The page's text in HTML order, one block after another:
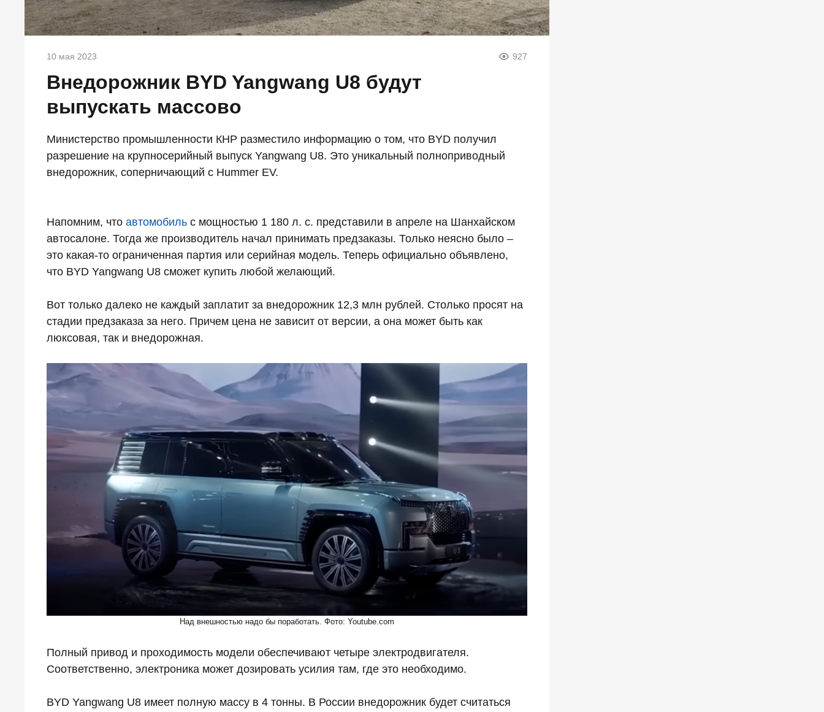
10 мая 2023 927
Внедорожник BYD Yangwang U8 будут
выпускать массово
Министерство промышленности КНР разместило информацию о том, что BYD получил
разрешение на крупносерийный выпуск Yangwang U8. Это уникальный полноприводный
внедорожник, соперничающий с Hummer EV.
Напомним, что автомобиль с мощностью 1 180 л. с. представили в апреле на Шанхайском
автосалоне. Тогда же производитель начал принимать предзаказы. Только неясно было –
это какая-то ограниченная партия или серийная модель. Теперь официально объявлено,
что BYD Yangwang U8 сможет купить любой желающий.
Вот только далеко не каждый заплатит за внедорожник 12,3 млн рублей. Столько просят на
стадии предзаказа за него. Причем цена не зависит от версии, а она может быть как
люксовая, так и внедорожная.
Над внешностью надо бы поработать. Фото: Youtube.com
Полный привод и проходимость модели обеспечивают четыре электродвигателя.
Соответственно, электроника может дозировать усилия там, где это необходимо.
BYD Yangwang U8 имеет полную массу в 4 тонны. В России внедорожник будет считаться